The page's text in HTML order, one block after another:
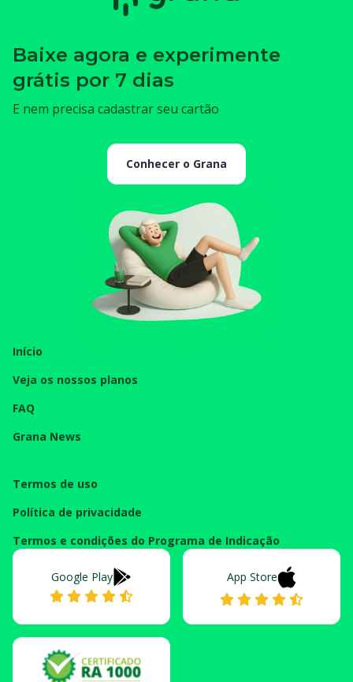
Baixe agora e experimente
grátis por 7 dias
E nem precisa cadastrar seu cartão
Conhecer o Grana
Início
Veja os nossos planos
FAQ
Grana News
Termos de uso
Política de privacidade
Termos e condições do Programa de Indicação
Google Play App Store